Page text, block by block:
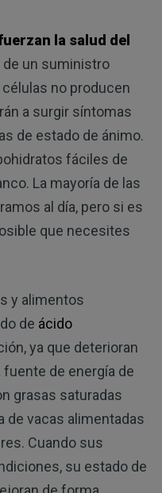
la salud del
un suministro
no producen
a surgir síntomas
de estado de ánimo.
fáciles de
La mayoría de las
al día, pero si es
que necesites
y alimentos
de ácido
ya que deterioran
de energía de
grasas saturadas
de vacas alimentadas
Cuando sus
su estado de